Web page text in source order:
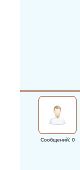
Сообщений: 0